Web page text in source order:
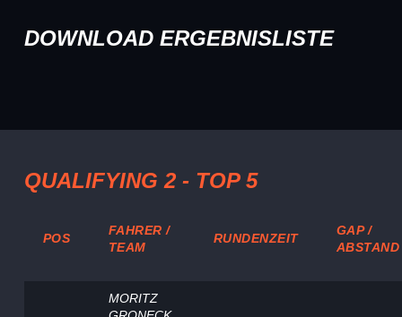
DOWNLOAD ERGEBNISLISTE
QUALIFYING 2 - TOP 5
POS
FAHRER /
TEAM
RUNDENZEIT
GAP /
ABSTAND
MORITZ